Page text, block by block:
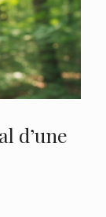
d’une